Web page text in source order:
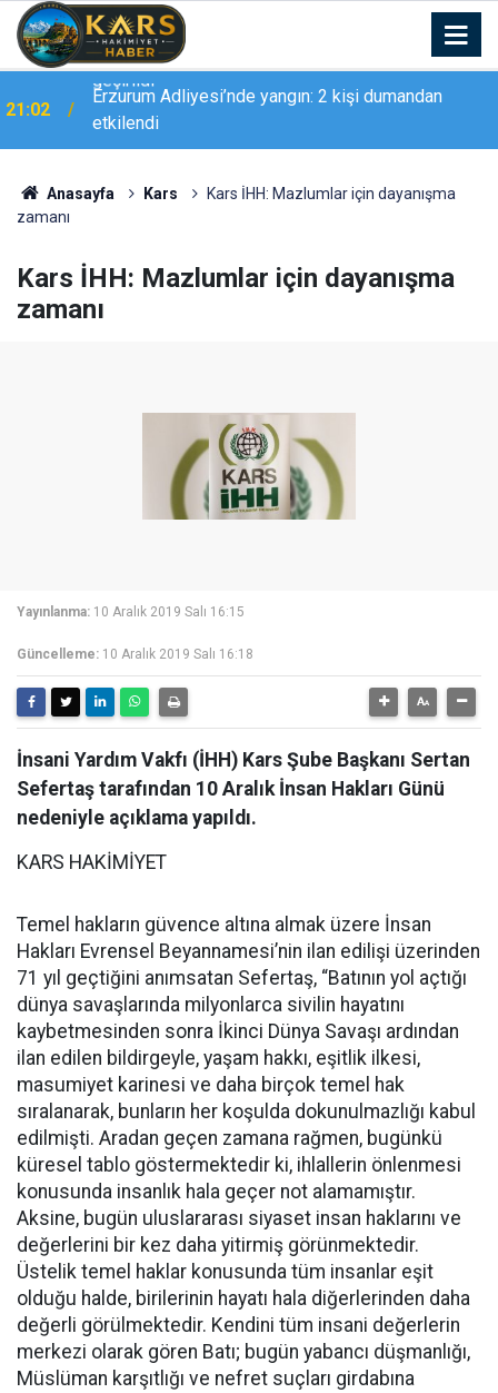
21:02
Erzurum Adliyesi’nde yangın: 2 kişi dumandan
etkilendi
Anasayfa Kars
Kars İHH: Mazlumlar için dayanışma
zamanı
Kars İHH: Mazlumlar için dayanışma
zamanı
Yayınlanma: 10 Aralık 2019 Salı 16:15
Güncelleme: 10 Aralık 2019 Salı 16:18
İnsani Yardım Vakfı (İHH) Kars Şube Başkanı Sertan
Sefertaş tarafından 10 Aralık İnsan Hakları Günü
nedeniyle açıklama yapıldı.
KARS HAKİMİYET
Temel hakların güvence altına almak üzere İnsan
Hakları Evrensel Beyannamesi’nin ilan edilişi üzerinden
71 yıl geçtiğini anımsatan Sefertaş, “Batının yol açtığı
dünya savaşlarında milyonlarca sivilin hayatını
kaybetmesinden sonra İkinci Dünya Savaşı ardından
ilan edilen bildirgeyle, yaşam hakkı, eşitlik ilkesi,
masumiyet karinesi ve daha birçok temel hak
sıralanarak, bunların her koşulda dokunulmazlığı kabul
edilmişti. Aradan geçen zamana rağmen, bugünkü
küresel tablo göstermektedir ki, ihlallerin önlenmesi
konusunda insanlık hala geçer not alamamıştır.
Aksine, bugün uluslararası siyaset insan haklarını ve
değerlerini bir kez daha yitirmiş görünmektedir.
Üstelik temel haklar konusunda tüm insanlar eşit
olduğu halde, birilerinin hayatı hala diğerlerinden daha
değerli görülmektedir. Kendini tüm insani değerlerin
merkezi olarak gören Batı; bugün yabancı düşmanlığı,
Müslüman karşıtlığı ve nefret suçları girdabına